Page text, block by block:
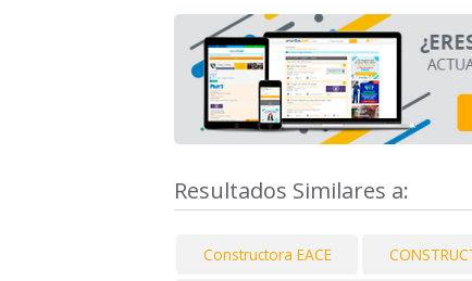
Resultados Similares a:
Constructora EACE